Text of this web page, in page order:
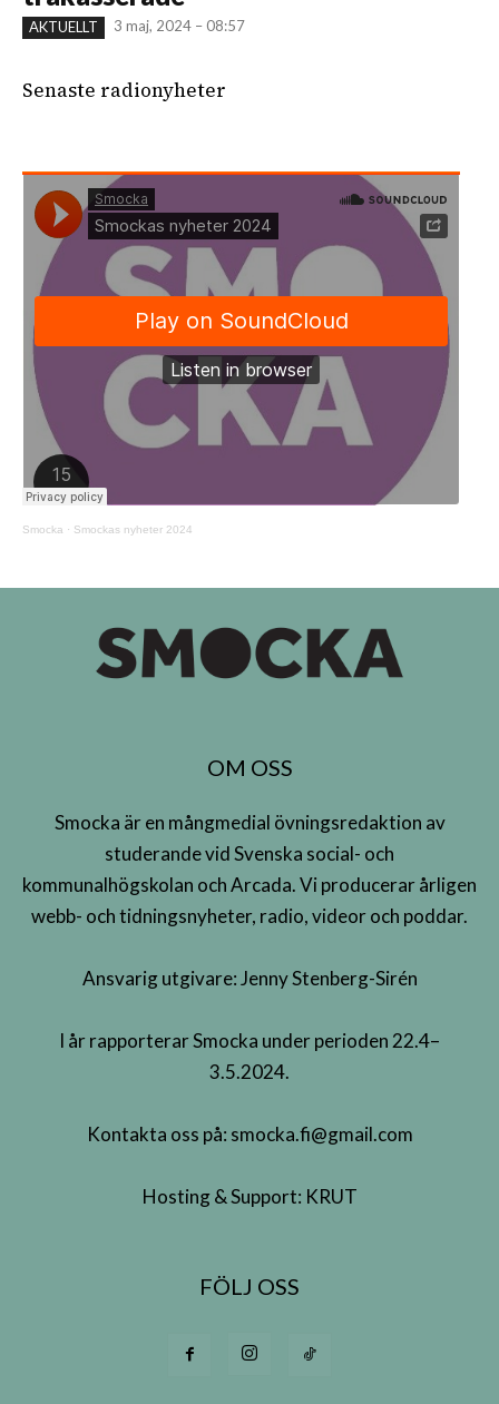
AKTUELLT 3 maj, 2024 – 08:57
Senaste radionyheter
Smocka · Smockas nyheter 2024
OM OSS
Smocka är en mångmedial övningsredaktion av
studerande vid Svenska social- och
kommunalhögskolan och Arcada. Vi producerar årligen
webb- och tidningsnyheter, radio, videor och poddar.
Ansvarig utgivare: Jenny Stenberg-Sirén
I år rapporterar Smocka under perioden 22.4–
3.5.2024.
Kontakta oss på: smocka.fi@gmail.com
Hosting & Support: KRUT
FÖLJ OSS